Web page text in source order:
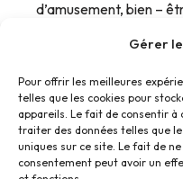
Gérer
Pour offrir les meilleures
telles que les cookies pour
appareils. Le fait de consentir
traiter des données telles que
uniques sur ce site. Le fait de
consentement peut avoir un
d’amusement, bien –